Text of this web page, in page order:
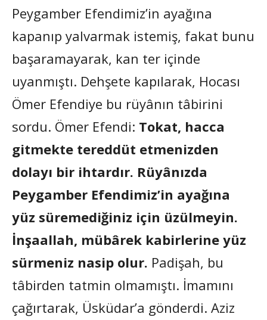
Peygamber Efendimiz’in ayağına
kapanıp yalvarmak istemiş, fakat bunu
başaramayarak, kan ter içinde
uyanmıştı. Dehşete kapılarak, Hocası
Ömer Efendiye bu rüyânın tâbirini
sordu. Ömer Efendi: Tokat, hacca
gitmekte tereddüt etmenizden
dolayı bir ihtardır. Rüyânızda
Peygamber Efendimiz’in ayağına
yüz süremediğiniz için üzülmeyin.
İnşaallah, mübârek kabirlerine yüz
sürmeniz nasip olur. Padişah, bu
tâbirden tatmin olmamıştı. İmamını
çağırtarak, Üsküdar’a gönderdi. Aziz